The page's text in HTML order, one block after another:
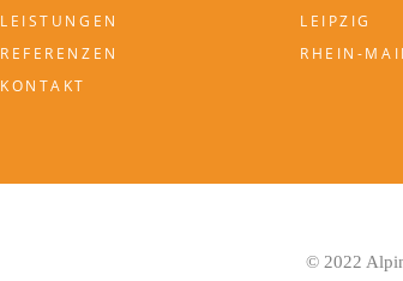
LEISTUNGEN
REFERENZEN
KONTAKT
LEIPZIG
RHEIN-
© 2022